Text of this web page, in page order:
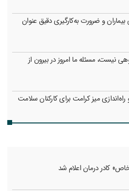
و ضرورت به‌کارگیری دقیق عنوان
نیست، مسئله ما امروز در بیرون از
میز کرامت برای کارکنان سلامت
کادر درمان اعلام شد